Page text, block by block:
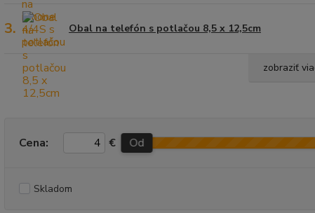
3. Obal na telefón s potlačou 8,5 x 12,5cm
zobraziť
Cena: € Od
Skladom